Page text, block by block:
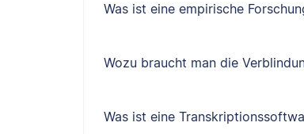
Was ist eine empirische
Wozu braucht man die
Was ist eine